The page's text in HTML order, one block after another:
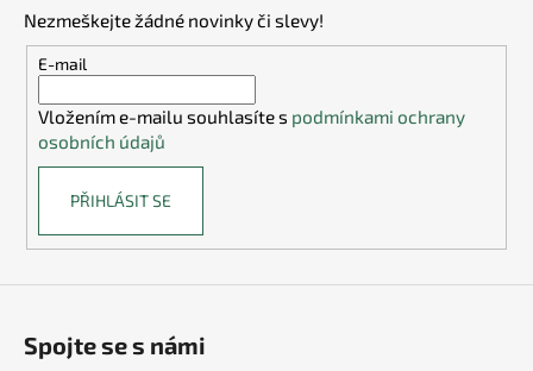
Nezmeškejte žádné novinky či slevy!
E-mail
Vložením e-mailu souhlasíte s podmínkami ochrany
osobních údajů
PŘIHLÁSIT SE
Spojte se s námi